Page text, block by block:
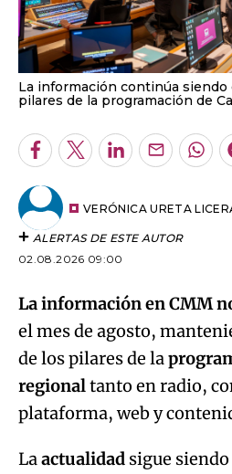
La información continúa siendo
pilares de la programación de
Facebook
TwitterLinkedInEnviar
VERÓNICA URETA
ALERTAS DE ESTE AUTOR
02.08.2026 09:00
La información en CMM
el mes de agosto,
de los pilares de la
regionaltanto en radio,
plataforma, web y
Laactualidad sigue